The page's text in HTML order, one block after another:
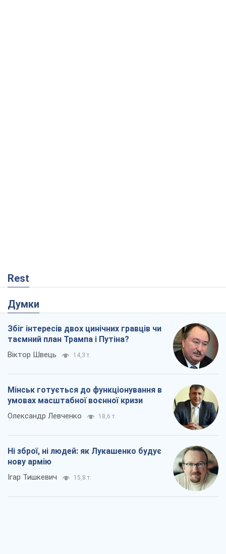
Rest
Думки
Збіг інтересів двох цинічних гравців чи
таємний план Трампа і Путіна?
Віктор Швець 14,3 т.
Мінськ готується до функціонування в
умовах масштабної воєнної кризи
Олександр Левченко 18,6 т.
Ні зброї, ні людей: як Лукашенко будує
нову армію
Ігар Тишкевич 15,8 т.